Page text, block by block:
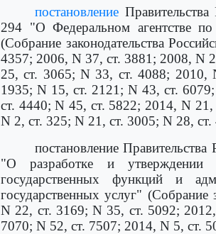
постановление
294 "О Федеральном агентстве
(Собрание законодательства
4357; 2006, N 37, ст. 3881; 2008, N
25, ст. 3065; N 33, ст. 4088;
1935; N 15, ст. 2121; N 43, ст.
ст. 4440; N 45, ст. 5822; 2014, N
N 2, ст. 325; N 21, ст. 3005; N 28,
постановление
"О разработке и утверждении
государственных функций и
государственных услуг" (Собрание
N 22, ст. 3169; N 35, ст. 5092;
7070; N 52, ст. 7507; 2014, N 5, ст.